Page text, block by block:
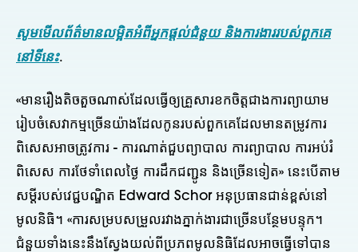
សូមមើលព័ត៌មានលម្អិតអំពីអ្នកផ្តល់ជំនួយ និងការងាររបស់ពួកគេ
នៅទីនេះ.
«មានរឿងតិចតួចណាស់ដែលធ្វើឲ្យគ្រួសារខកចិត្តជាងការព្យាយាម
រៀបចំសេវាកម្មច្រើនយ៉ាងដែលកូនរបស់ពួកគេដែលមានតម្រូវការ
ពិសេសអាចត្រូវការ - ការណាត់ជួបព្យាបាល ការព្យាបាល ការអប់រំ
ពិសេស ការថែទាំពេលថ្ងៃ ការដឹកជញ្ជូន និងច្រើនទៀត» នេះបើតាម
សម្តីរបស់វេជ្ជបណ្ឌិត Edward Schor អនុប្រធានជាន់ខ្ពស់នៅ
មូលនិធិ។ «ការសម្របសម្រួលរវាងភ្នាក់ងារជាច្រើនបន្ថែមបន្ទុក។
ជំនួយទាំងនេះនឹងស្វែងយល់ពីប្រភពមូលនិធិដែលអាចធ្វើទៅបាន